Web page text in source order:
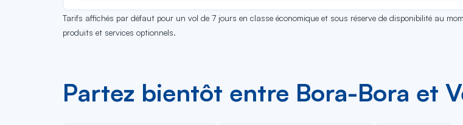
Tarifs affichés par défaut pour un vol de 7 jours en classe économique et sous réserve de disponibilité au
produits et services optionnels.
Partez bientôt entre Bora-Bora et